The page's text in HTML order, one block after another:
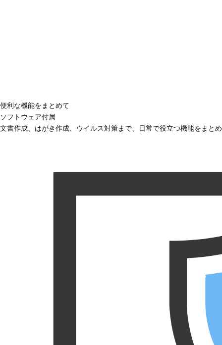
便利な機能をまとめて
ソフトウェア付属
文書作成、はがき作成、ウイルス対策まで、日常で役立つ機能をまと